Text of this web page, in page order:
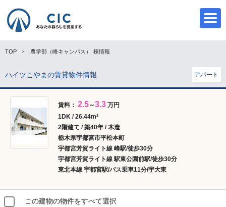
TOP 農学部（峰キャンパス） 棟情報
ハイツこやまの賃貸物件情報 アパート
賃料： 2.5～3.3 万円
1DK / 26.44m²
2階建て / 築40年 / 木造
栃木県宇都宮市平松本町
宇都宮芳賀ライト線 峰駅/徒歩30分
宇都宮芳賀ライト線 駅東公園前駅/徒歩30分
東北本線 宇都宮駅/バス乗車11分/宇大東
この建物の物件をすべて選択